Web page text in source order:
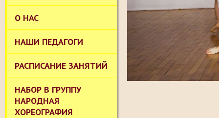
О НАС
НАШИ ПЕДАГОГИ
РАСПИСАНИЕ ЗАНЯТИЙ
НАБОР В ГРУППУ
НАРОДНАЯ
ХОРЕОГРАФИЯ